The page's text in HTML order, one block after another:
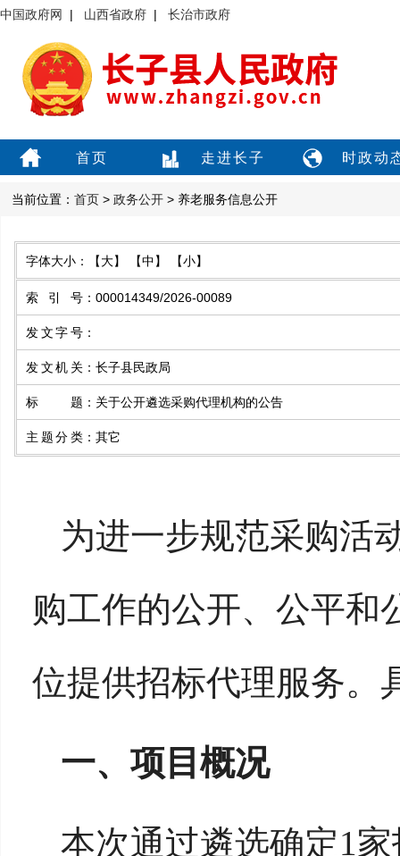
中国政府网 | 山西省政府 | 长治市政府
首页 走进长子 时政动
当前位置： 首页 > 政务公开 > 养老服务信息公开
字体大小： 【大】 【中】 【小】
索引号 ： 000014349/2026-00089
发文字号 ：
发文机关 ： 长子县民政局
标题 ： 关于公开遴选采购代理机构的公告
主题分类 ： 其它
为进一步规范采购活
购工作的公开、公平和
位提供招标代理服务。
一、项目概况
本次通过遴选确定1